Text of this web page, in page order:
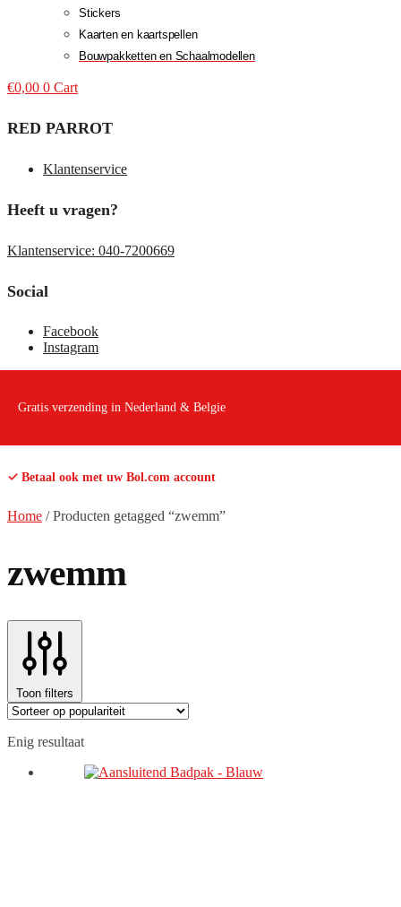
Stickers
Kaarten en kaartspellen
Bouwpakketten en Schaalmodellen
€0,00 0 Cart
RED PARROT
Klantenservice
Heeft u vragen?
Klantenservice: 040-7200669
Social
Facebook
Instagram
Gratis verzending in Nederland & Belgie
✓ Betaal ook met uw Bol.com account
Home /Producten getagged “zwemm”
zwemm
Toon filters
Enig resultaat